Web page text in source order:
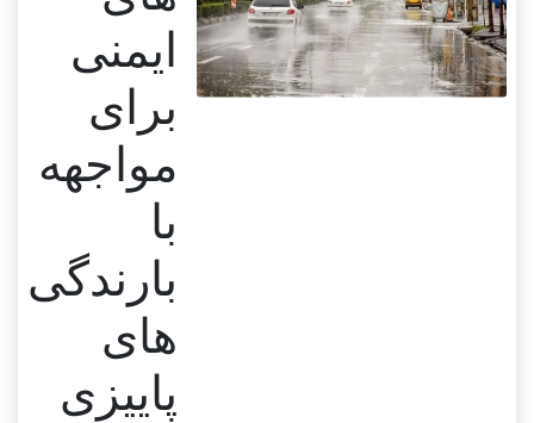
ایمنی
برای
مواجهه
با
بارندگی
های
پاییزی